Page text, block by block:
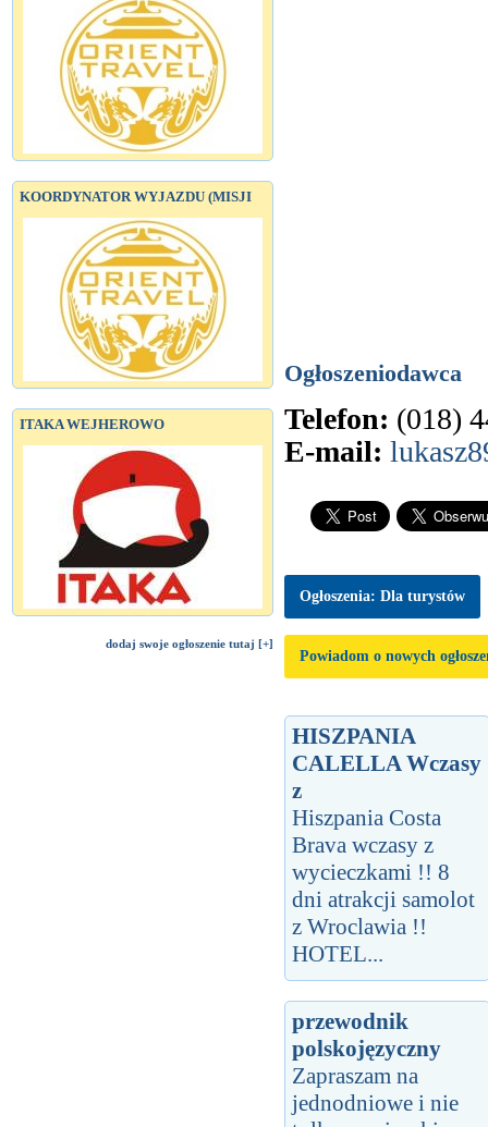
KOORDYNATOR WYJAZDU (MISJI
ITAKA WEJHEROWO
dodaj swoje ogłoszenie tutaj [+]
Ogłoszeniodawca
Telefon: (018)
E-mail:
Ogłoszenia: Dla turystów
Powiadom o nowych
HISZPANIA
CALELLA Wczasy
z
Hiszpania Costa
Brava wczasy z
wycieczkami !! 8
dni atrakcji samolot
z Wroclawia !!
HOTEL...
przewodnik
polskojęzyczny
Zapraszam na
jednodniowe i nie